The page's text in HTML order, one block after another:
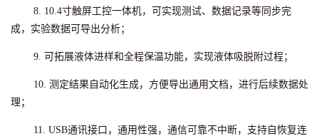
8. 10.4寸触屏工控一体机，可实现测试、数据记录等同步完
成，实验数据可导出分析；
9. 可拓展液体进样和全程保温功能，实现液体吸脱附过程；
10. 测定结果自动化生成，方便导出通用文档，进行后续数据处
理；
11. USB通讯接口，通用性强，通信可靠不中断，支持自恢复连